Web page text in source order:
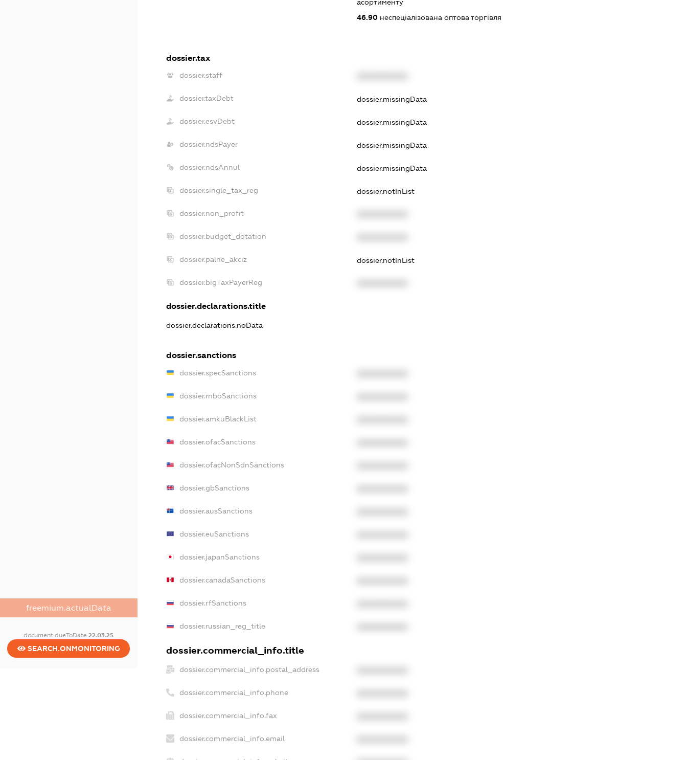
freemium.actualData
document.dueToDate22.03.25
SEARCH.ONMONITORING
асортименту
46.90неспеціалізована оптова торгівля
dossier.tax
dossier.staff
dossier.taxDebt dossier.missingData
dossier.esvDebt dossier.missingData
dossier.ndsPayer dossier.missingData
dossier.ndsAnnul dossier.missingData
dossier.single_tax_reg dossier.notInList
dossier.non_profit
dossier.budget_dotation
dossier.palne_akciz dossier.notInList
dossier.bigTaxPayerReg
dossier.declarations.title
dossier.declarations.noData
dossier.sanctions
dossier.specSanctions
dossier.rnboSanctions
dossier.amkuBlackList
dossier.ofacSanctions
dossier.ofacNonSdnSanctions
dossier.gbSanctions
dossier.ausSanctions
dossier.euSanctions
dossier.japanSanctions
dossier.canadaSanctions
dossier.rfSanctions
dossier.russian_reg_title
dossier.commercial_info.title
dossier.commercial_info.postal_address
dossier.commercial_info.phone
dossier.commercial_info.fax
dossier.commercial_info.email